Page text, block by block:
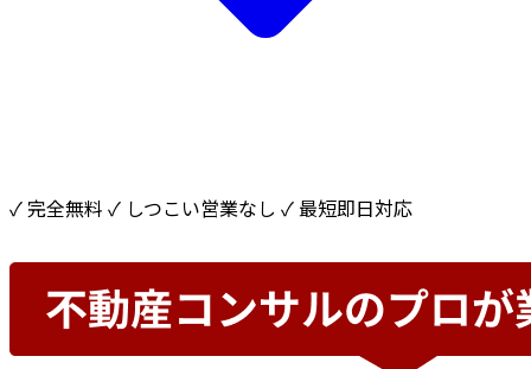
✓ 完全無料 ✓ しつこい営業なし ✓ 最短即日対応